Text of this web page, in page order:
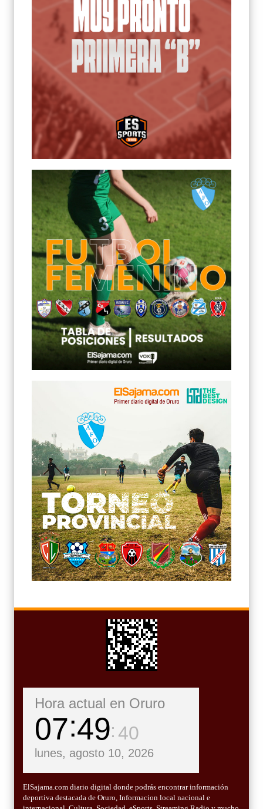
Hora actual en Oruro
07 49 42
lunes, agosto 10, 2026
ElSajama.com diario digital donde podrás encontrar información
deportiva destacada de Oruro, Informacion local nacional e